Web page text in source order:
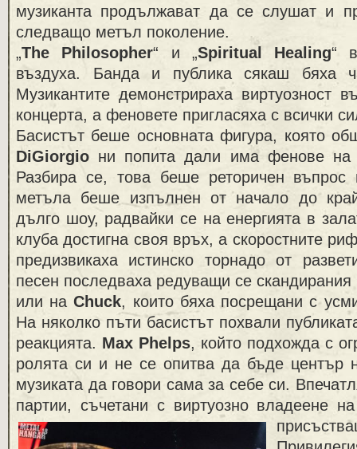
музиканта продължават да се слушат и
следващо метъл поколение.
„The Philosopher“ и „Spiritual Healing“
въздуха. Банда и публика сякаш бяха
Музикантите демонстрираха виртуозност
концерта, а феновете пригласяха с всички
Басистът беше основната фигура, която
DiGiorgio ни попита дали има фенове на
Разбира се, това беше реторичен
метъла беше изпълнен от начало до
дълго шоу, радвайки се на енергията в
клуба достигна своя връх, а скоростните
предизвикаха истинско торнадо от
песен последваха редуващи се
или наChuck, които бяха посрещани с
На няколко пъти басистът похвали
реакцията. Max Phelps, който подхожда с
ролята си и не се опитва да бъде център
музиката да говори сама за себе си.
партии, съчетани с виртуозно владеене